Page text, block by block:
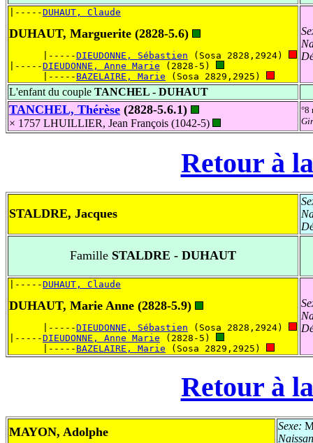
|-----DUHAUT, Claude
DUHAUT, Marguerite (2828-5.6)
      |-----
DIEUDONNE, Sébastien (Sosa 2828,2924)
|-----DIEUDONNE, Anne Marie (2828-5)
      |-----
BAZELAIRE, Marie (Sosa 2829,2925)
L'enfant du couple TANCHEL - DUHAUT
TANCHEL, Thérèse (2828-5.6.1)
× 1757 LHUILLIER, Jean François (1042-5)
°8
Retour à
STALDRE, Jacques
Famille STALDRE - DUHAUT
|-----DUHAUT, Claude
DUHAUT, Marie Anne (2828-5.9)
      |-----
DIEUDONNE, Sébastien (Sosa 2828,2924)
|-----DIEUDONNE, Anne Marie (2828-5)
      |-----
BAZELAIRE, Marie (Sosa 2829,2925)
Retour à
MAYON, Adolphe Sexe: